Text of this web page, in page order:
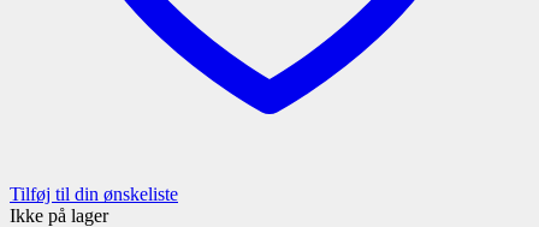
Tilføj til din ønskeliste
Ikke på lager